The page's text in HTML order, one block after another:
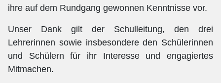
ihre auf dem Rundgang gewonnen Kenntnisse vor.
Unser Dank gilt der Schulleitung, den drei
Lehrerinnen sowie insbesondere den Schülerinnen
und Schülern für ihr Interesse und engagiertes
Mitmachen.